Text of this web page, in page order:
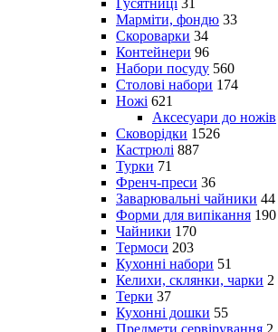
Гусятниці 31
Марміти, фондю 33
Скороварки 34
Контейнери 96
Набори посуду 560
Столові набори 174
Ножі 621
Аксесуари до ножів
Сковорідки 1526
Кастрюлі 887
Турки 71
Френч-преси 36
Заварювальні чайники 44
Форми для випікання 190
Чайники 170
Термоси 203
Кухонні набори 51
Келихи, склянки, чарки 2
Терки 37
Кухонні дошки 55
Предмети сервірування 2